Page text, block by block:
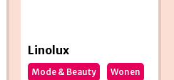
Linolux
Mode & Beauty Wonen